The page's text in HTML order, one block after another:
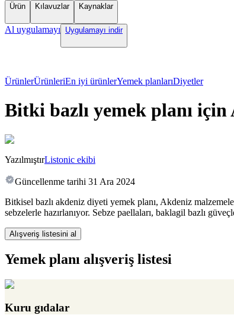
Ürün Kılavuzlar Kaynaklar
Al uygulamayı Uygulamayı indir
ÜrünlerÜrünleriEn iyi ürünlerYemek planlarıDiyetler
Bitki bazlı yemek planı
YazılmıştırListonic ekibi
Güncellenme tarihi 31 Ara 2024
Bitkisel bazlı akdeniz diyeti yemek planı, Akdeniz
sebzelerle hazırlanıyor. Sebze paellaları, baklagil bazlı
Alışveriş listesini al
Yemek planı alışveriş listesi
Kuru gıdalar